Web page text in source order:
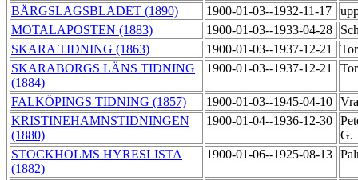
BÄRGSLAGSBLADET (1890)
1900-01-03--1932-11-17
MOTALAPOSTEN (1883)
1900-01-03--1933-04-28
SKARA TIDNING (1863)
1900-01-03--1937-12-21
SKARABORGS LÄNS TIDNING
(1884)
1900-01-03--1937-12-21
FALKÖPINGS TIDNING (1857) 1900-01-03--1945-04-10
KRISTINEHAMNSTIDNINGEN
(1880)
1900-01-04--1936-12-30
G.
STOCKHOLMS HYRESLISTA
(1882)
1900-01-06--1925-08-13